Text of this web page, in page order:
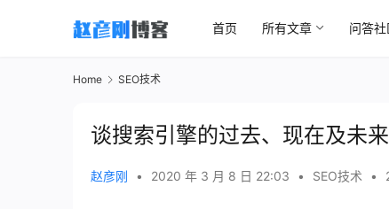
首页 所有文章 问答社
Home SEO技术
谈搜索引擎的过去、现在及未来
赵彦刚 • 2020 年 3 月 8 日 22:03 • SEO技术 •